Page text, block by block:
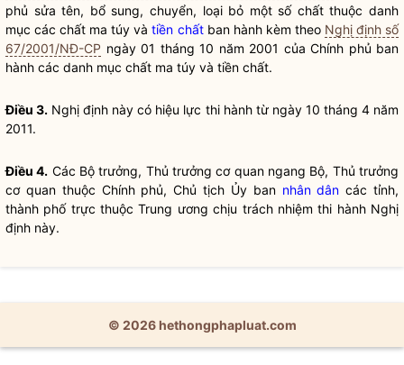
phủ sửa tên, bổ sung, chuyển, loại bỏ một số chất thuộc danh
mục các chất ma túy vàtiền chấtban hành kèm theo Nghị định số
67/2001/NĐ-CP ngày 01 tháng 10 năm 2001 của Chính phủ ban
hành các danh mục chất ma túy và tiền chất.
Điều 3. Nghị định này có hiệu lực thi hành từ ngày 10 tháng 4 năm
2011.
Điều 4. Các Bộ trưởng, Thủ trưởng cơ quan ngang Bộ, Thủ trưởng
cơ quan thuộc Chính phủ, Chủ tịch Ủy ban nhân dân các tỉnh,
thành phố trực thuộc Trung ương chịu trách nhiệm thi hành Nghị
định này.
© 2026 hethongphapluat.com